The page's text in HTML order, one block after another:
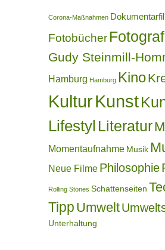
Corona-Maßnahmen
Fotobücher
Gudy Steinmill-
Hamburg Hamburg Kino
KulturKunst
Lifestyl Literatur
Momentaufnahme Musik
Neue Filme Philosophie
Rolling Stones Schattenseiten
Tipp Umwelt
Unterhaltung